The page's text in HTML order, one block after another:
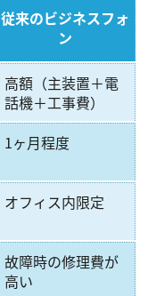
従来のビジネスフォ
ン
高額（主装置＋電
話機＋工事費）
1ヶ月程度
オフィス内限定
故障時の修理費が
高い